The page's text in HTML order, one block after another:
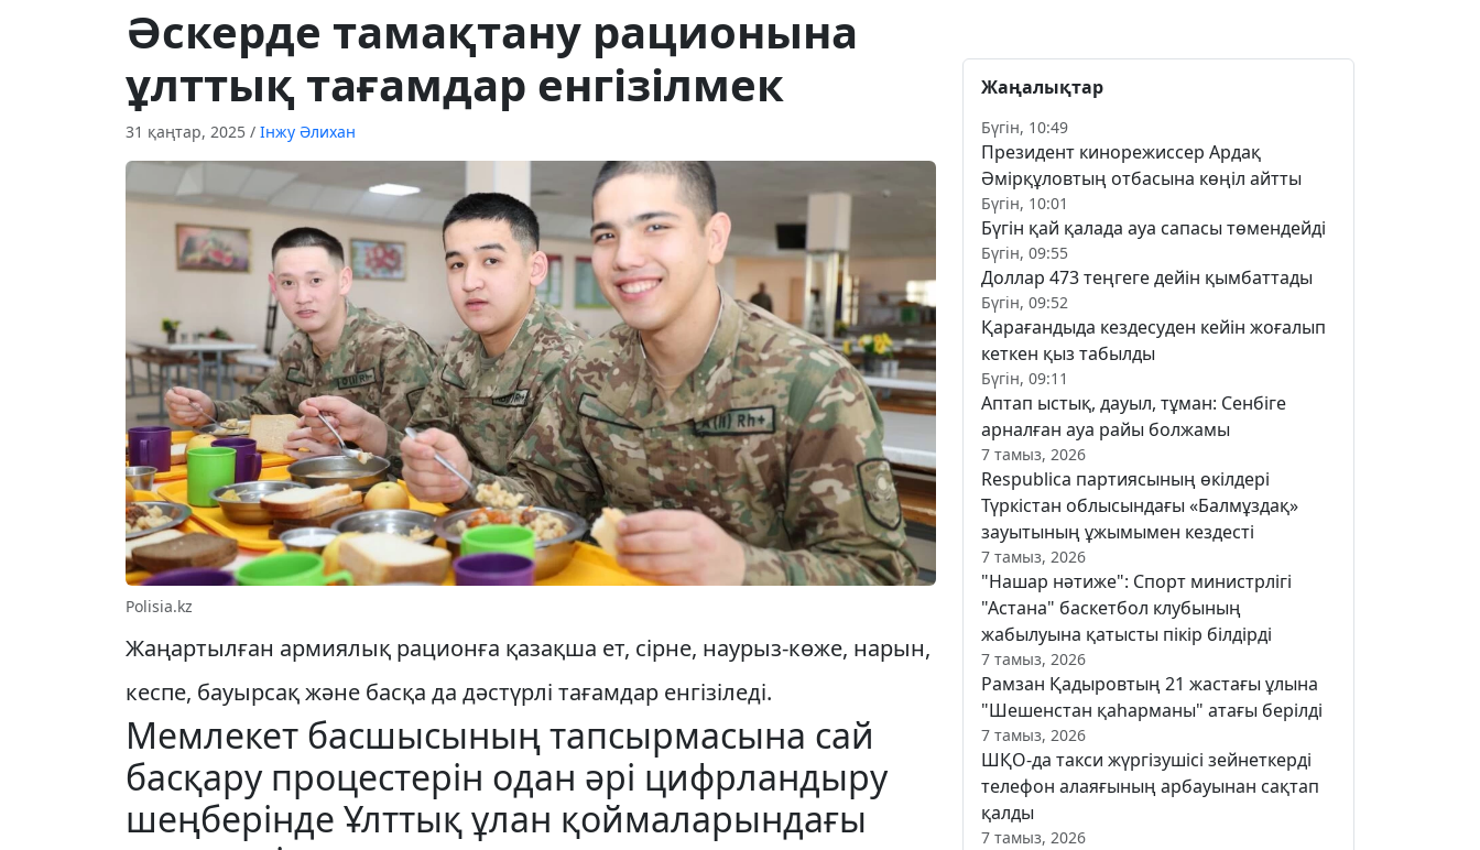
Әскерде тамақтану рационына
ұлттық тағамдар енгізілмек
31 қаңтар, 2025 / Інжу Әлихан
Polisia.kz
Жаңартылған армиялық рационға қазақша ет, сірне, наурыз-көже, нарын,
кеспе, бауырсақ және басқа да дәстүрлі тағамдар енгізіледі.
Мемлекет басшысының тапсырмасына сай
басқару процестерін одан әрі цифрландыру
шеңберінде Ұлттық ұлан қоймаларындағы
Жаңалықтар
Бүгін, 10:49
Президент кинорежиссер Ардақ
Әмірқұловтың отбасына көңіл айтты
Бүгін, 10:01
Бүгін қай қалада ауа сапасы төмендейді
Бүгін, 09:55
Доллар 473 теңгеге дейін қымбаттады
Бүгін, 09:52
Қарағандыда кездесуден кейін жоғалып
кеткен қыз табылды
Бүгін, 09:11
Аптап ыстық, дауыл, тұман: Сенбіге
арналған ауа райы болжамы
7 тамыз, 2026
Respublica партиясының өкілдері
Түркістан облысындағы «Балмұздақ»
зауытының ұжымымен кездесті
7 тамыз, 2026
"Нашар нәтиже": Спорт министрлігі
"Астана" баскетбол клубының
жабылуына қатысты пікір білдірді
7 тамыз, 2026
Рамзан Қадыровтың 21 жастағы ұлына
"Шешенстан қаһарманы" атағы берілді
7 тамыз, 2026
ШҚО-да такси жүргізушісі зейнеткерді
телефон алаяғының арбауынан сақтап
қалды
7 тамыз, 2026